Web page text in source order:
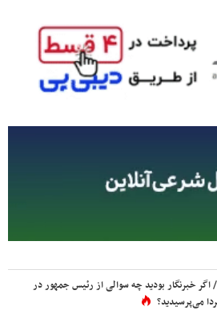
اگر خبرنگار بودید چه سوالی از رئیس جمهور در
می‌پرسیدید؟